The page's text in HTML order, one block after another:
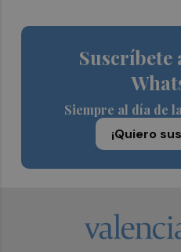
Suscríbete
Siempre al día de
¡Quiero